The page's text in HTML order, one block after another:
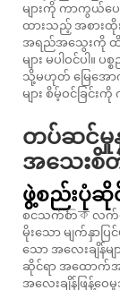
များကို ကာကွယ်ပ
ထားသည့် အစားထိုး
အရည်အသွေးကို ထိ
များ မပါဝင်ပါ
သို့မဟုတ် မြေအောက်
များ စိမ့်ဝင်ခြင်
တပ်ဆင်မှု
အသေးစိ
ဖွဲ့စည်းပုံဆို
စငသက်တিক လက်ဖက်
မိုးသော မျက်နှာပြင်
သော အလေးချိန်မ
ဆိုင်ရာ အထောက်အ
အလေးချိန်ဖြန့်